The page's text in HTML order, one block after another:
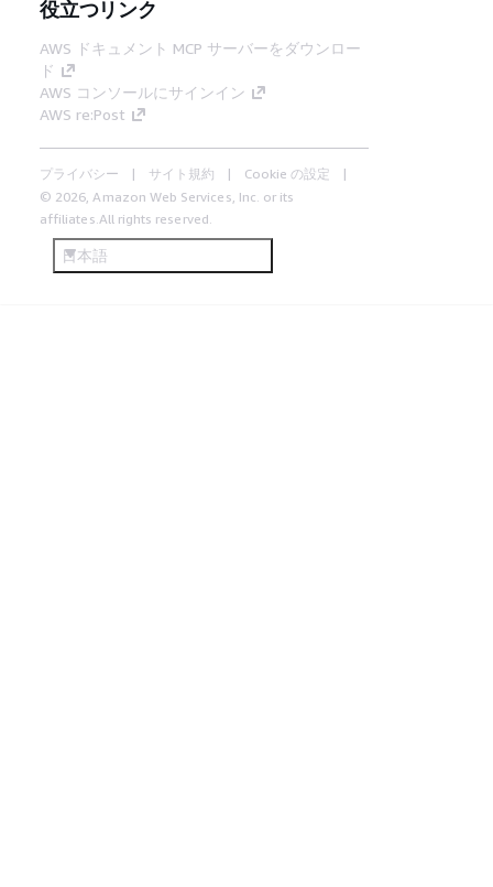
役立つリンク
AWS ドキュメント MCP サーバーをダウンロー
ド
AWS コンソールにサインイン
AWS re:Post
プライバシー サイト規約
Cookie の設定
© 2026, Amazon Web Services, Inc. or its
affiliates.All rights reserved.
日本語